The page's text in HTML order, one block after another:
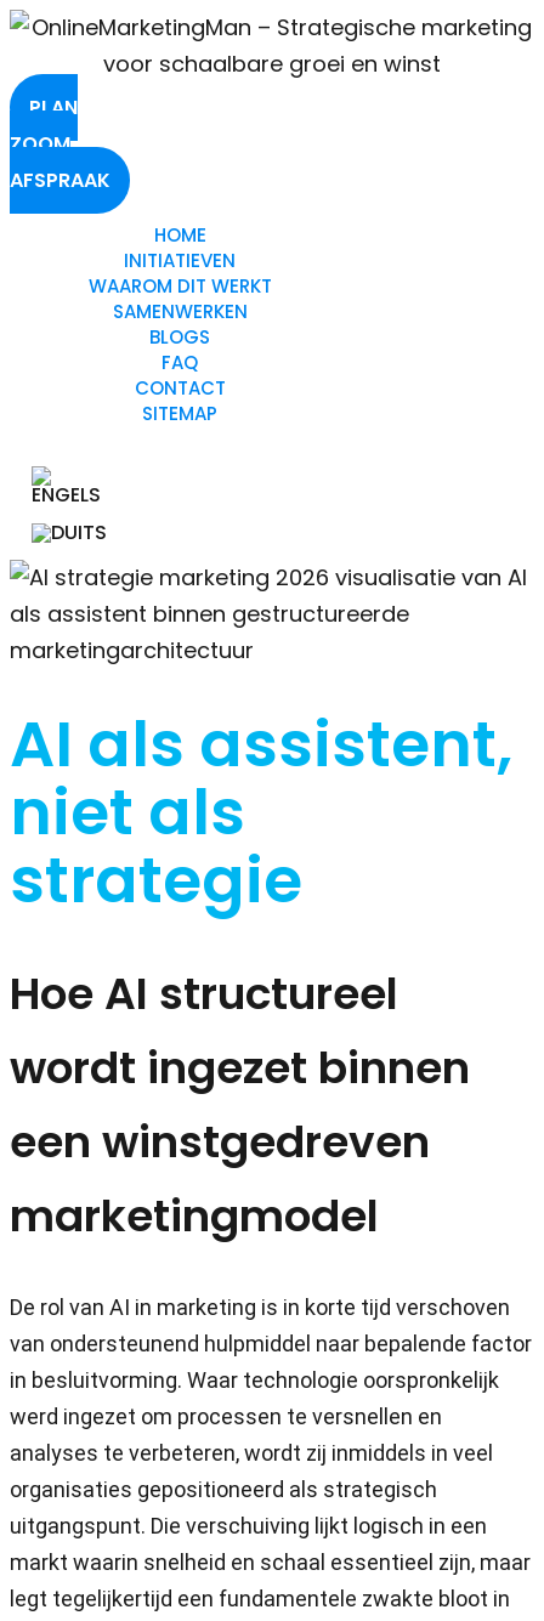
PLAN
ZOOM
AFSPRAAK
HOME
INITIATIEVEN
WAAROM DIT WERKT
SAMENWERKEN
BLOGS
FAQ
CONTACT
SITEMAP
AI als assistent,
niet als
strategie
Hoe AI structureel
wordt ingezet binnen
een winstgedreven
marketingmodel
De rol van AI in marketing is in korte tijd verschoven
van ondersteunend hulpmiddel naar bepalende factor
in besluitvorming. Waar technologie oorspronkelijk
werd ingezet om processen te versnellen en
analyses te verbeteren, wordt zij inmiddels in veel
organisaties gepositioneerd als strategisch
uitgangspunt. Die verschuiving lijkt logisch in een
markt waarin snelheid en schaal essentieel zijn, maar
legt tegelijkertijd een fundamentele zwakte bloot in